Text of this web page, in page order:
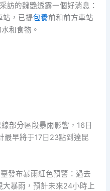
訪的魏艷透露一個好消息：
站，已提包養前和前方車站
和食物。
部分區段暴雨影響，16日
最早將于17日23點到達昆
發布暴雨紅色預警：過去
暴雨，預計未來24小時上